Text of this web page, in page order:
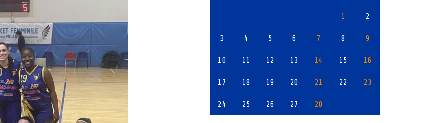
1 2
3 4 5 6 7 8 9
10 11 12 13 14 15 16
17 18 19 20 21 22 23
24 25 26 27 28